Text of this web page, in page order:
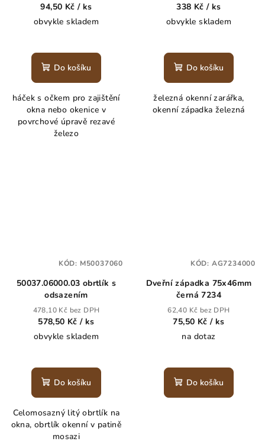
94,50 Kč / ks
obvykle skladem
Do košíku
háček s očkem pro zajištění
okna nebo okenice v
povrchové úpravě rezavé
železo
338 Kč/ ks
obvykle skladem
Do košíku
železná okenní zarářka,
okenní západka železná
50037.06000.03 obrtlík s
odsazením
478,10 Kč bez DPH
578,50 Kč/ ks
obvykle skladem
Do košíku
Celomosazný litý obrtlík na
okna, obrtlík okenní v patině
mosazi
KÓD: M50037060
Dveřní západka 75x46mm
černá 7234
62,40 Kč bez DPH
75,50 Kč / ks
na dotaz
Do košíku
KÓD: AG7234000